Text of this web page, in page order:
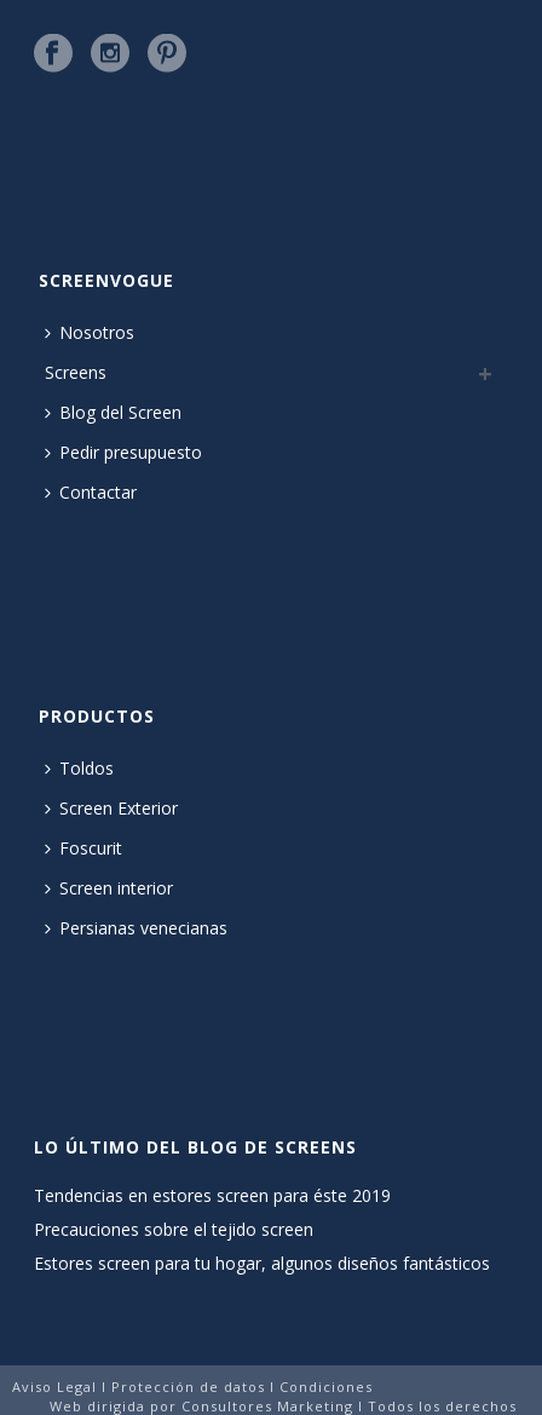
SCREENVOGUE
Nosotros
Screens
Blog del Screen
Pedir presupuesto
Contactar
PRODUCTOS
Toldos
Screen Exterior
Foscurit
Screen interior
Persianas venecianas
LO ÚLTIMO DEL BLOG DE SCREENS
Tendencias en estores screen para éste 2019
Precauciones sobre el tejido screen
Estores screen para tu hogar, algunos diseños fantásticos
Aviso Legal I Protección de datos I Condiciones
Web dirigida por Consultores Marketing I Todos los derechos